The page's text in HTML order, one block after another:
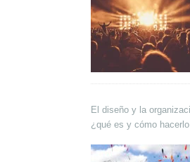
El diseño y la
¿qué es y cómo